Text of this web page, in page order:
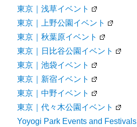
東京｜浅草イベント
東京｜上野公園イベント
東京｜秋葉原イベント
東京｜日比谷公園イベント
東京｜池袋イベント
東京｜新宿イベント
東京｜中野イベント
東京｜代々木公園イベント
Yoyogi Park Events and Festivals